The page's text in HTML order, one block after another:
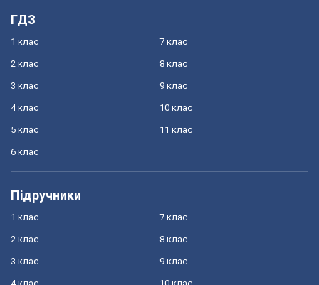
ГДЗ
1 клас
2 клас
3 клас
4 клас
5 клас
6 клас
7 клас
8 клас
9 клас
10 клас
11 клас
Підручники
1 клас
2 клас
3 клас
7 клас
8 клас
9 клас